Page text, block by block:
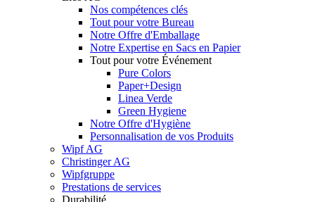
Nos compétences clés
Tout pour votre Bureau
Notre Offre d'Emballage
Notre Expertise en Sacs en Papier
Tout pour votre Événement
Pure Colors
Paper+Design
Linea Verde
Green Hygiene
Notre Offre d'Hygiène
Personnalisation de vos Produits
Wipf AG
Christinger AG
Wipfgruppe
Prestations de services